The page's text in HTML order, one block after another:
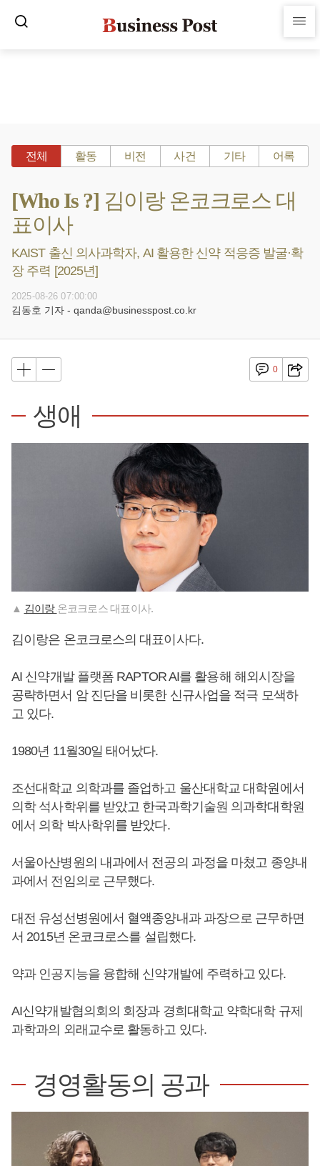
전체 활동 비전 사건 기타 어록
[Who Is ?] 김이랑 온코크로스 대
표이사
KAIST 출신 의사과학자, AI 활용한 신약 적응증 발굴·확
장 주력 [2025년]
2025-08-26 07:00:00
김동호 기자 - qanda@businesspost.co.kr
0
생애
▲ 김이랑 온코크로스 대표이사.
김이랑은 온코크로스의 대표이사다.
AI 신약개발 플랫폼 RAPTOR AI를 활용해 해외시장을
공략하면서 암 진단을 비롯한 신규사업을 적극 모색하
고 있다.
1980년 11월30일 태어났다.
조선대학교 의학과를 졸업하고 울산대학교 대학원에서
의학 석사학위를 받았고 한국과학기술원 의과학대학원
에서 의학 박사학위를 받았다.
서울아산병원의 내과에서 전공의 과정을 마쳤고 종양내
과에서 전임의로 근무했다.
대전 유성선병원에서 혈액종양내과 과장으로 근무하면
서 2015년 온코크로스를 설립했다.
약과 인공지능을 융합해 신약개발에 주력하고 있다.
AI신약개발협의회의 회장과 경희대학교 약학대학 규제
과학과의 외래교수로 활동하고 있다.
경영활동의 공과